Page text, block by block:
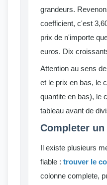
grandeurs.
coefficient, c'est
prix de n'importe
euros. Dix
Attention au sens
et le prix en bas, le
quantite en bas), le
tableau avant de
Completer
Il existe plusieurs
fiable : trouver le
colonne complete,